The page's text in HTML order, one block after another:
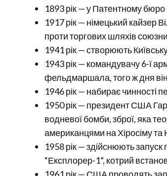
1893 рік — у Патентному
1917 рік — німецький кайзер
проти торгових шляхів
1941 рік — створюють
1943 рік — командувачу 6-ї
фельдмаршала, того ж дня він
1946 рік — набирає чинності
1950 рік — президент США
водневої бомби, зброї, яка
американцями на Хіросіму та
1958 рік — здійснюють
“Експлорер-1”, котрий